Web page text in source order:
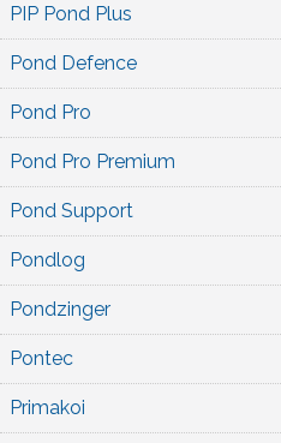
PIP Pond Plus
Pond Defence
Pond Pro
Pond Pro Premium
Pond Support
Pondlog
Pondzinger
Pontec
Primakoi